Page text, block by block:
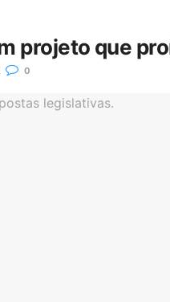
projeto que
0